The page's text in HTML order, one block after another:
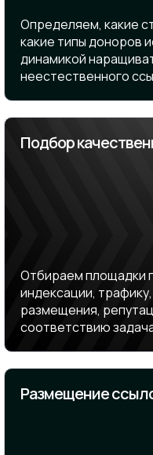
Определяем, какие
какие типы доноров
динамикой
неестественного
Подбор
Отбираем площадки
индексации,
размещения,
соответствию
Размещение